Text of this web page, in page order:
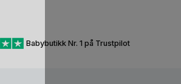
Babybutikk Nr. 1 på Trustpilot